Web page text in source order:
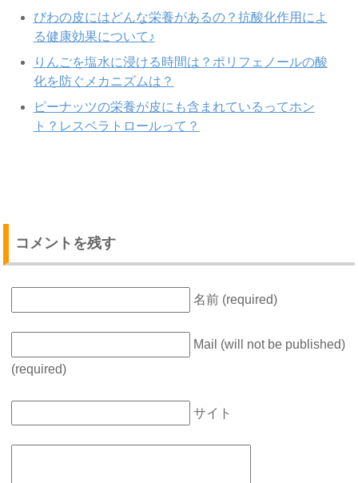
びわの皮にはどんな栄養があるの？抗酸化作用によ
る健康効果について♪
りんごを塩水に浸ける時間は？ポリフェノールの酸
化を防ぐメカニズムは？
ピーナッツの栄養が皮にも含まれているってホン
ト？レスベラトロールって？
コメントを残す
名前 (required)
Mail (will not be published)
(required)
サイト